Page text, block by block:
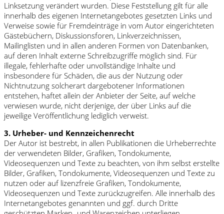
Linksetzung verändert wurden. Diese Feststellung gilt für alle
innerhalb des eigenen Internetangebotes gesetzten Links und
Verweise sowie für Fremdeinträge in vom Autor eingerichteten
Gästebüchern, Diskussionsforen, Linkverzeichnissen,
Mailinglisten und in allen anderen Formen von Datenbanken,
auf deren Inhalt externe Schreibzugriffe möglich sind. Für
illegale, fehlerhafte oder unvollständige Inhalte und
insbesondere für Schäden, die aus der Nutzung oder
Nichtnutzung solcherart dargebotener Informationen
entstehen, haftet allein der Anbieter der Seite, auf welche
verwiesen wurde, nicht derjenige, der über Links auf die
jeweilige Veröffentlichung lediglich verweist.
3. Urheber- und Kennzeichenrecht
Der Autor ist bestrebt, in allen Publikationen die Urheberrechte
der verwendeten Bilder, Grafiken, Tondokumente,
Videosequenzen und Texte zu beachten, von ihm selbst erstellte
Bilder, Grafiken, Tondokumente, Videosequenzen und Texte zu
nutzen oder auf lizenzfreie Grafiken, Tondokumente,
Videosequenzen und Texte zurückzugreifen. Alle innerhalb des
Internetangebotes genannten und ggf. durch Dritte